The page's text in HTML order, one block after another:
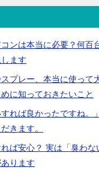
ンは本当に必要？何百
ます
プレー、本当に使って
に知っておきたいこと
れば良かったですね。
きます。
ば安心？ 実は「臭わな
ります